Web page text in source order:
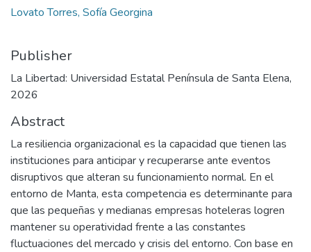
Lovato Torres, Sofía Georgina
Publisher
La Libertad: Universidad Estatal Península de Santa Elena,
2026
Abstract
La resiliencia organizacional es la capacidad que tienen las
instituciones para anticipar y recuperarse ante eventos
disruptivos que alteran su funcionamiento normal. En el
entorno de Manta, esta competencia es determinante para
que las pequeñas y medianas empresas hoteleras logren
mantener su operatividad frente a las constantes
fluctuaciones del mercado y crisis del entorno. Con base en